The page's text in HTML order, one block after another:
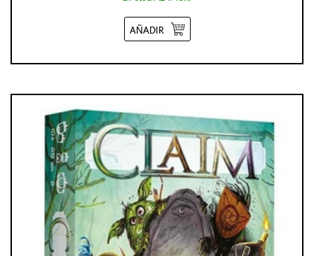
AÑADIR